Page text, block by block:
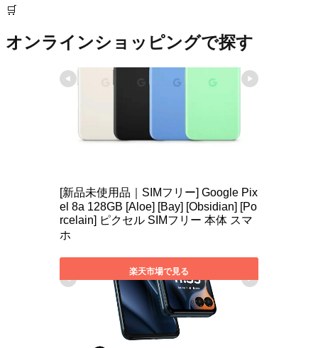
🛒
オンラインショッピングで探す